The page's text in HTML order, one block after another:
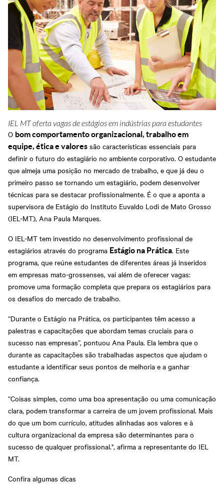
IEL MT oferta vagas de estágios em indústrias para estudantes
O bom comportamento organizacional, trabalho em
equipe, ética e valores são características essenciais para
definir o futuro do estagiário no ambiente corporativo. O estudante
que almeja uma posição no mercado de trabalho, e que já deu o
primeiro passo se tornando um estagiário, podem desenvolver
técnicas para se destacar profissionalmente. É o que a aponta a
supervisora de Estágio do Instituto Euvaldo Lodi de Mato Grosso
(IEL-MT), Ana Paula Marques.
O IEL-MT tem investido no desenvolvimento profissional de
estagiários através do programa Estágio na Prática. Este
programa, que reúne estudantes de diferentes áreas já inseridos
em empresas mato-grossenses, vai além de oferecer vagas:
promove uma formação completa que prepara os estagiários para
os desafios do mercado de trabalho.
“Durante o Estágio na Prática, os participantes têm acesso a
palestras e capacitações que abordam temas cruciais para o
sucesso nas empresas”, pontuou Ana Paula. Ela lembra que o
durante as capacitações são trabalhadas aspectos que ajudam o
estudante a identificar seus pontos de melhoria e a ganhar
confiança.
“Coisas simples, como uma boa apresentação ou uma comunicação
clara, podem transformar a carreira de um jovem profissional. Mais
do que um bom currículo, atitudes alinhadas aos valores e à
cultura organizacional da empresa são determinantes para o
sucesso de qualquer profissional.", afirma a representante do IEL
MT.
Confira algumas dicas